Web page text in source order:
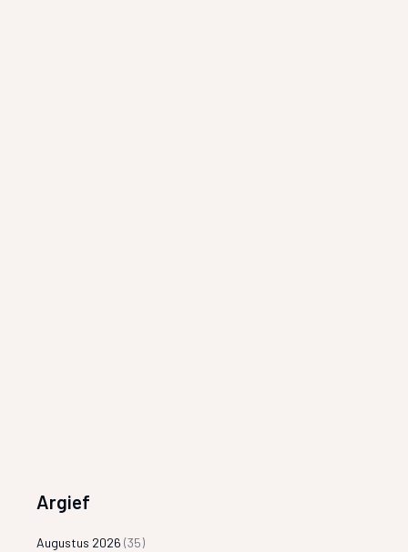
Argief
Augustus 2026 (35)